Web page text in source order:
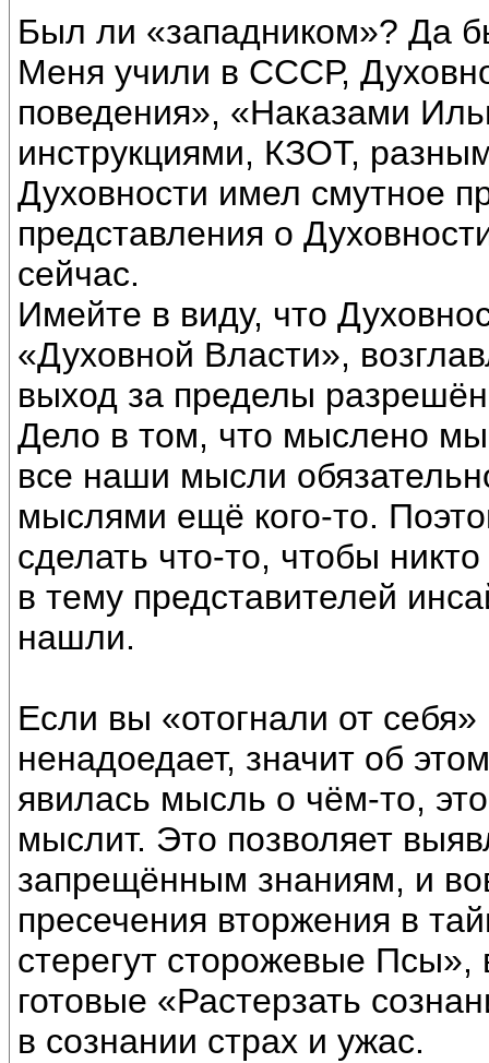
Был ли «западником»? Да
Меня учили в СССР,
поведения», «Наказами
инструкциями, КЗОТ,
Духовности имел смутное
представления о
сейчас.
Имейте в виду, что
«Духовной Власти»,
выход за пределы
Дело в том, что мыслено
все наши мысли
мыслями ещё кого-то.
сделать что-то, чтобы
в тему представителей
нашли.
Если вы «отогнали от
ненадоедает, значит об
явилась мысль о чём-то,
мыслит. Это позволяет
запрещённым знаниям, и
пресечения вторжения в
стерегут сторожевые
готовые «Растерзать
в сознании страх и ужас.